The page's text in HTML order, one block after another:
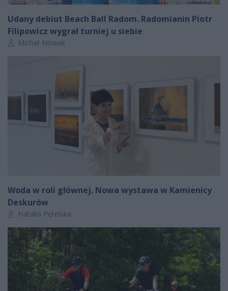
Udany debiut Beach Ball Radom. Radomianin Piotr
Filipowicz wygrał turniej u siebie
Autor artykułu:
Michał Nowak
Woda w roli głównej. Nowa wystawa w Kamienicy
Deskurów
Autor artykułu:
Natalia Pętelska